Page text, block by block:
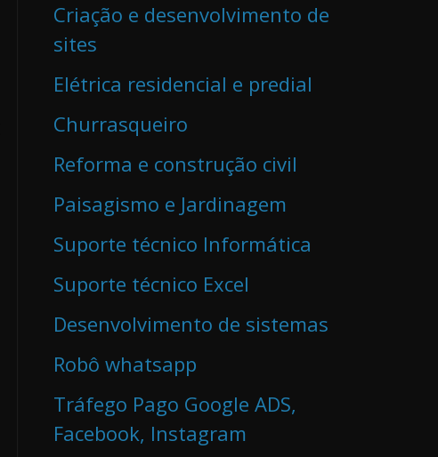
Criação e desenvolvimento de
sites
Elétrica residencial e predial
Churrasqueiro
Reforma e construção civil
Paisagismo e Jardinagem
Suporte técnico Informática
Suporte técnico Excel
Desenvolvimento de sistemas
Robô whatsapp
Tráfego Pago Google ADS,
Facebook, Instagram